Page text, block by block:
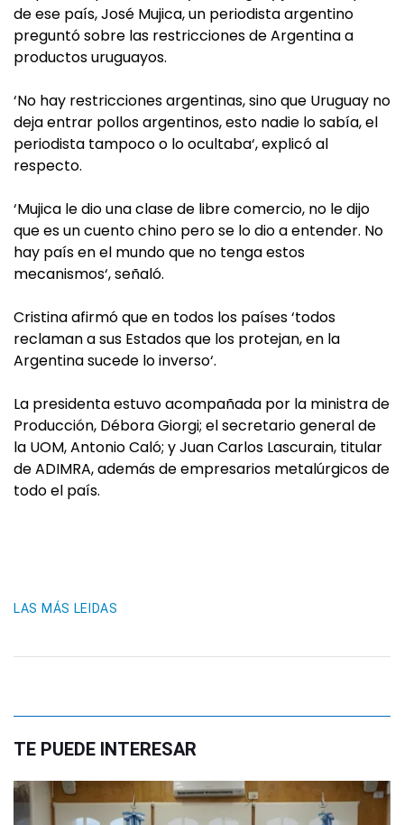
de ese país, José Mujica, un periodista argentino
preguntó sobre las restricciones de Argentina a
productos uruguayos.
‘No hay restricciones argentinas, sino que Uruguay no
deja entrar pollos argentinos, esto nadie lo sabía, el
periodista tampoco o lo ocultaba‘, explicó al
respecto.
‘Mujica le dio una clase de libre comercio, no le dijo
que es un cuento chino pero se lo dio a entender. No
hay país en el mundo que no tenga estos
mecanismos‘, señaló.
Cristina afirmó que en todos los países ‘todos
reclaman a sus Estados que los protejan, en la
Argentina sucede lo inverso‘.
La presidenta estuvo acompañada por la ministra de
Producción, Débora Giorgi; el secretario general de
la UOM, Antonio Caló; y Juan Carlos Lascurain, titular
de ADIMRA, además de empresarios metalúrgicos de
todo el país.
LAS MÁS LEIDAS
TE PUEDE INTERESAR